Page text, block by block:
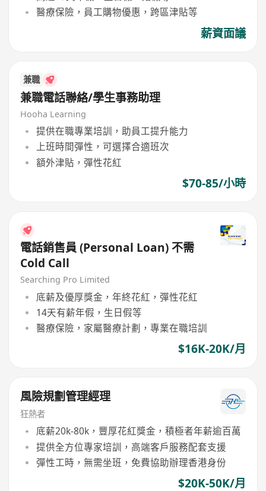
醫療保險，員工購物優惠，跨區津貼等
薪資面議
兼職
兼職電話聯絡/學生事務助理
Hooha Learning
提供在職專業培訓，助員工提升能力
上班時間彈性，可選擇合適班次
額外津貼，彈性花紅
$70-85/小時
電話銷售員 (Personal Loan) 不需
Cold Call
Searching Pro Limited
底薪及優厚獎金，年終花紅，彈性花紅
14天有薪年假，生日假等
醫療保險，家屬醫療計劃，專業在職培訓
$16K-20K/月
風險規劃管理經理
狂熱者
底薪20k-80k，豐厚花紅獎金，積極者年薪逾百萬
提供全方位專家培訓，高端客戶服務配套支援
彈性工時，無需坐班，免費協助辦理香港身份
$20K-50K/月